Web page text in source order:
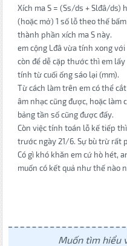
Xích ma S = (Ss/ds + Slđâ/ds)
(hoặc mở) 1 số lỗ theo thế
thành phần xích ma S này.
em cộng Lđâ vừa tính xong
còn để dễ cặp thước thì em
tính từ cuối ống sáo lại (mm).
Từ cách làm trên em có thể
âm nhạc cũng được, hoặc làm
bảng tần số cũng được đấy.
Còn việc tính toán lỗ kế tiếp
trước ngày 21/6. Sự bù trừ rất
Có gì khó khăn em cứ hò hét,
muốn có kết quả như thế nào
Muốn tìm hiểu